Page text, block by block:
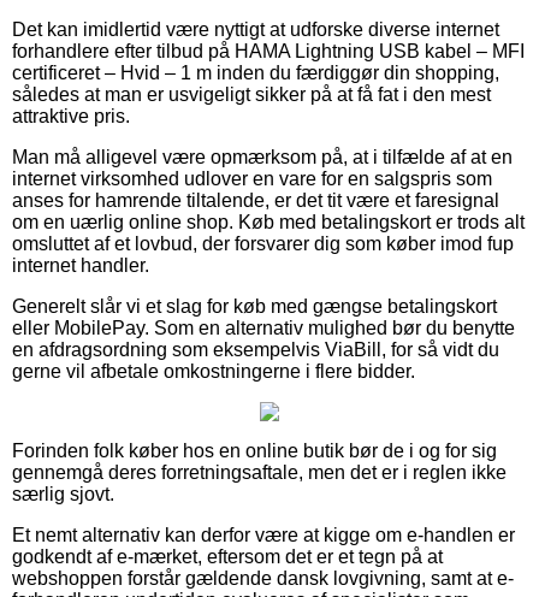
Det kan imidlertid være nyttigt at udforske diverse internet
forhandlere efter tilbud på HAMA Lightning USB kabel – MFI
certificeret – Hvid – 1 m inden du færdiggør din shopping,
således at man er usvigeligt sikker på at få fat i den mest
attraktive pris.
Man må alligevel være opmærksom på, at i tilfælde af at en
internet virksomhed udlover en vare for en salgspris som
anses for hamrende tiltalende, er det tit være et faresignal
om en uærlig online shop. Køb med betalingskort er trods alt
omsluttet af et lovbud, der forsvarer dig som køber imod fup
internet handler.
Generelt slår vi et slag for køb med gængse betalingskort
eller MobilePay. Som en alternativ mulighed bør du benytte
en afdragsordning som eksempelvis ViaBill, for så vidt du
gerne vil afbetale omkostningerne i flere bidder.
Forinden folk køber hos en online butik bør de i og for sig
gennemgå deres forretningsaftale, men det er i reglen ikke
særlig sjovt.
Et nemt alternativ kan derfor være at kigge om e-handlen er
godkendt af e-mærket, eftersom det er et tegn på at
webshoppen forstår gældende dansk lovgivning, samt at e-